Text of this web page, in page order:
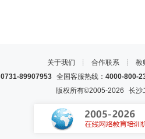
关于我们 ┊ 合作联系 ┊ 教
0731-89907953全国客服热线： 4000-800-
版权所有©2005-2026 长沙